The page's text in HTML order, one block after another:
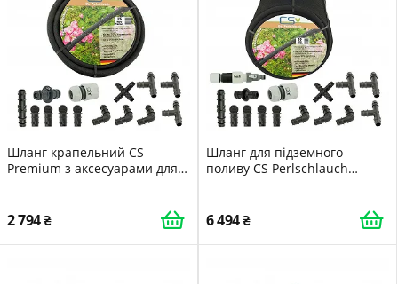
Шланг крапельний CS
Premium з аксесуарами для
2 794
Шланг для підземного
поливу CS Perlschlauch
6 494